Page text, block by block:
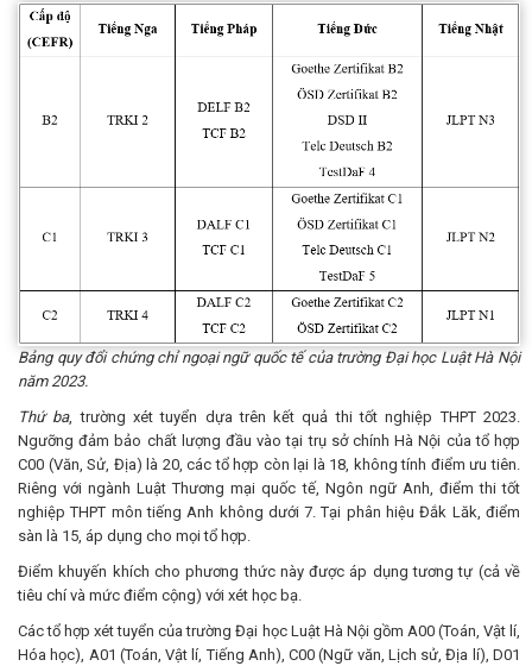
Bảng quy đổi chứng chỉ ngoại ngữ quốc tế của trường Đại học Luật Hà Nội
năm 2023.
Thứ ba, trường xét tuyển dựa trên kết quả thi tốt nghiệp THPT 2023.
Ngưỡng đảm bảo chất lượng đầu vào tại trụ sở chính Hà Nội của tổ hợp
C00 (Văn, Sử, Địa) là 20, các tổ hợp còn lại là 18, không tính điểm ưu tiên.
Riêng với ngành Luật Thương mại quốc tế, Ngôn ngữ Anh, điểm thi tốt
nghiệp THPT môn tiếng Anh không dưới 7. Tại phân hiệu Đắk Lăk, điểm
sàn là 15, áp dụng cho mọi tổ hợp.
Điểm khuyến khích cho phương thức này được áp dụng tương tự (cả về
tiêu chí và mức điểm cộng) với xét học bạ.
Các tổ hợp xét tuyển của trường Đại học Luật Hà Nội gồm A00 (Toán, Vật lí,
Hóa học), A01 (Toán, Vật lí, Tiếng Anh), C00 (Ngữ văn, Lịch sử, Địa lí), D01